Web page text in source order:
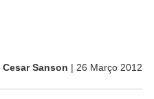
Cesar Sanson | 26 Março 2012